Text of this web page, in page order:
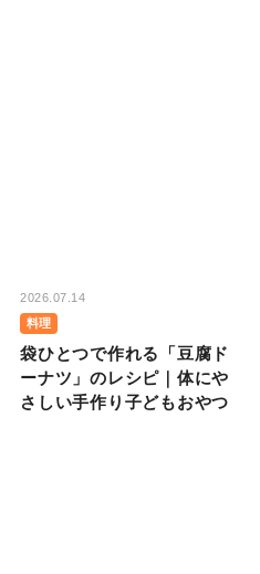
2026.07.14
料理
袋ひとつで作れる「豆腐ド
ーナツ」のレシピ｜体にや
さしい手作り子どもおやつ